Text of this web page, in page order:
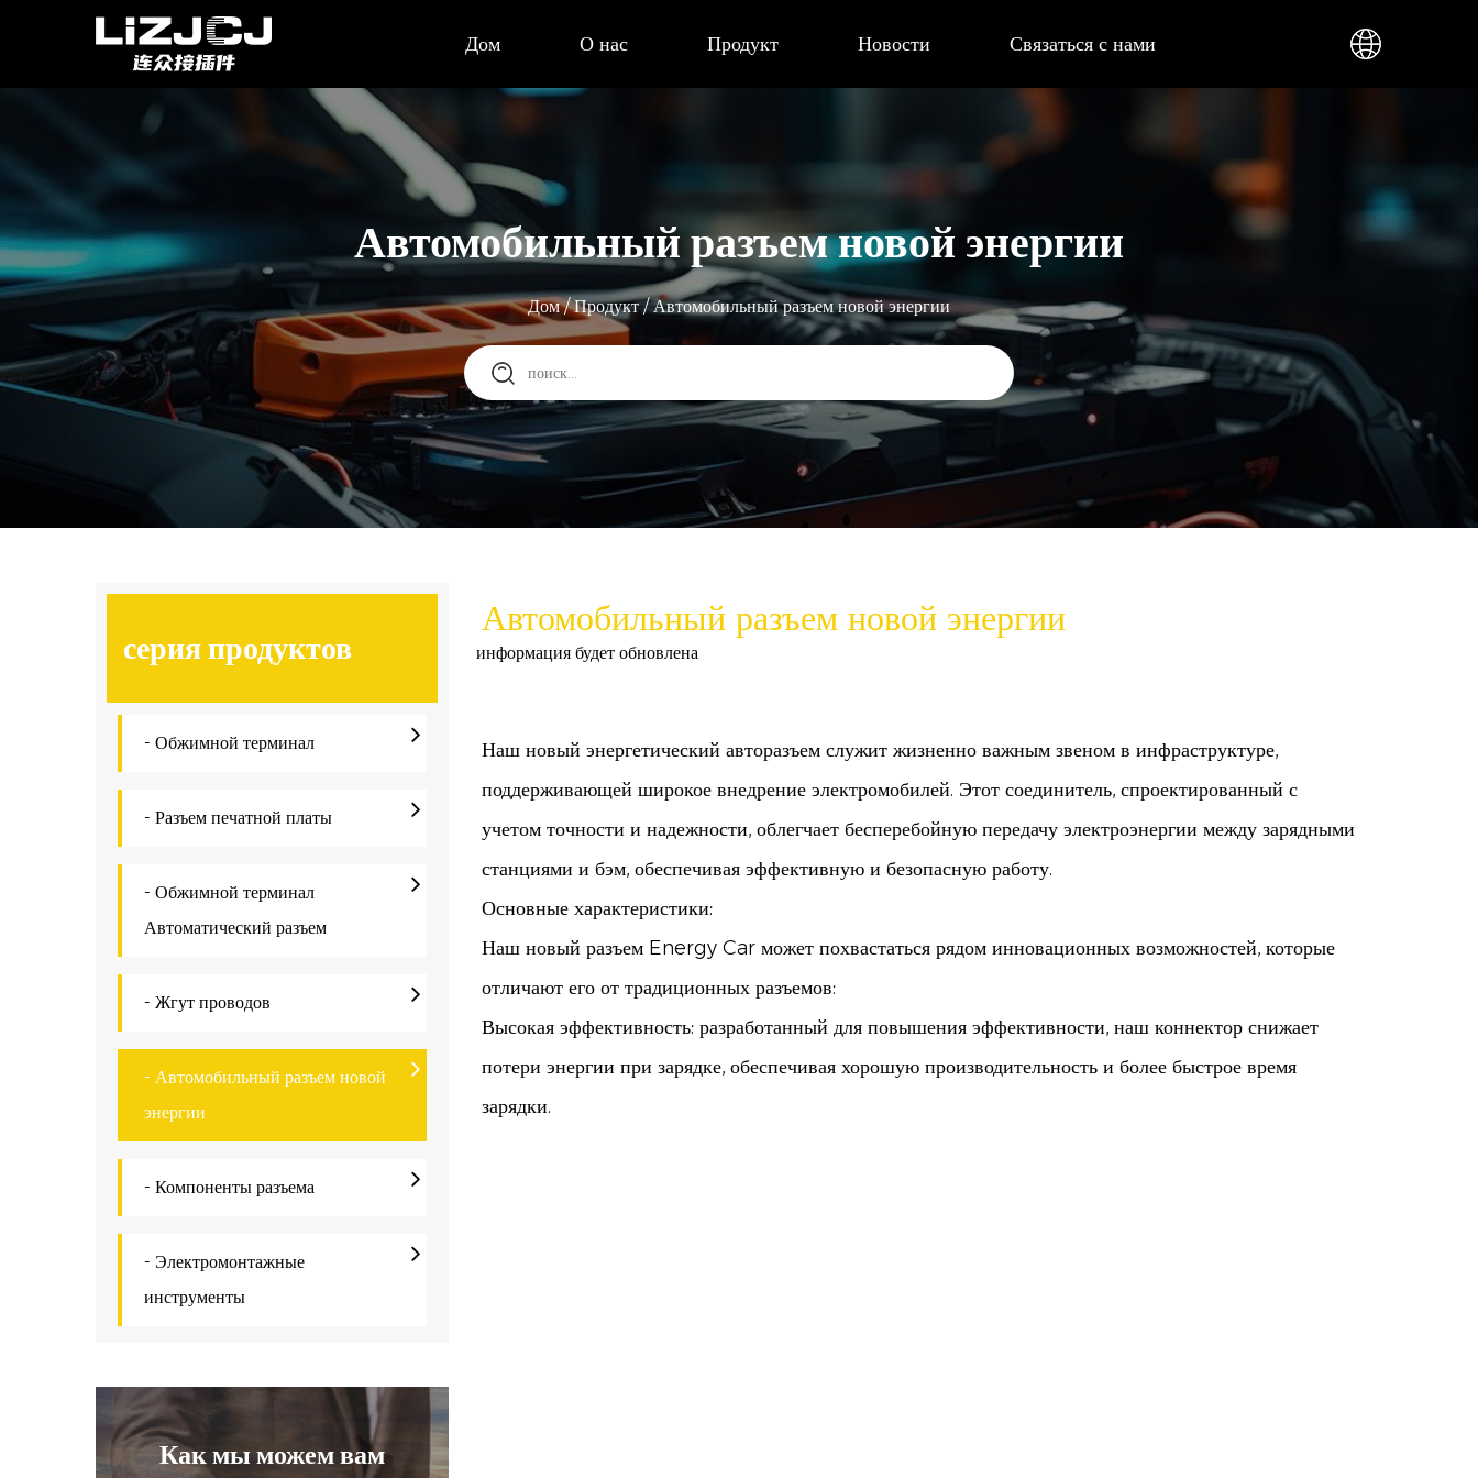
Дом О нас Продукт Новости Связаться с нами
Автомобильный разъем новой энергии
Дом/Продукт/Автомобильный разъем новой энергии
серия продуктов
- Обжимной терминал
- Разъем печатной платы
- Обжимной терминал
Автоматический разъем
- Жгут проводов
- Автомобильный разъем новой
энергии
- Компоненты разъема
- Электромонтажные
инструменты
Как мы можем вам
Автомобильный разъем новой энергии
информация будет обновлена
Наш новый энергетический авторазъем служит жизненно важным звеном в инфраструктуре,
поддерживающей широкое внедрение электромобилей. Этот соединитель, спроектированный с
учетом точности и надежности, облегчает бесперебойную передачу электроэнергии между зарядными
станциями и бэм, обеспечивая эффективную и безопасную работу.
Основные характеристики:
Наш новый разъем Energy Car может похвастаться рядом инновационных возможностей, которые
отличают его от традиционных разъемов:
Высокая эффективность: разработанный для повышения эффективности, наш коннектор снижает
потери энергии при зарядке, обеспечивая хорошую производительность и более быстрое время
зарядки.